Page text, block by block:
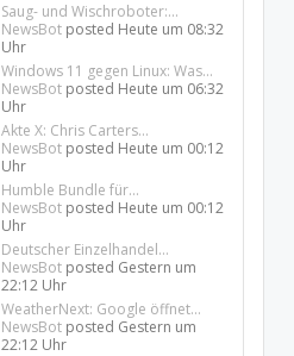
Saug- und Wischroboter:...
NewsBot posted Heute um 08:32
Uhr
Windows 11 gegen Linux: Was...
NewsBot posted Heute um 06:32
Uhr
Akte X: Chris Carters...
NewsBot posted Heute um 00:12
Uhr
Humble Bundle für...
NewsBot posted Heute um 00:12
Uhr
Deutscher Einzelhandel...
NewsBot posted Gestern um
22:12 Uhr
WeatherNext: Google öffnet...
NewsBot posted Gestern um
22:12 Uhr